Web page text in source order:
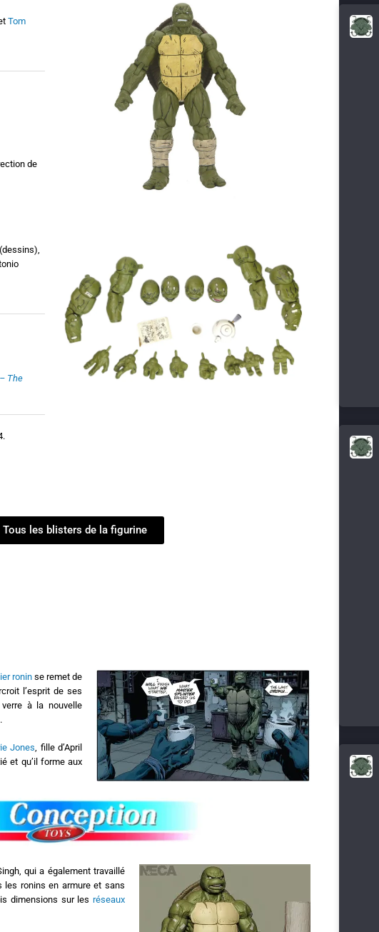
Tom
de
The
Tous les blisters de la figurine
roninse remet de
l’esprit de ses
à la nouvelle
Jones, fille d’April
et qu’il forme aux
qui a également travaillé
ronins en armure et sans
dimensions sur les réseaux